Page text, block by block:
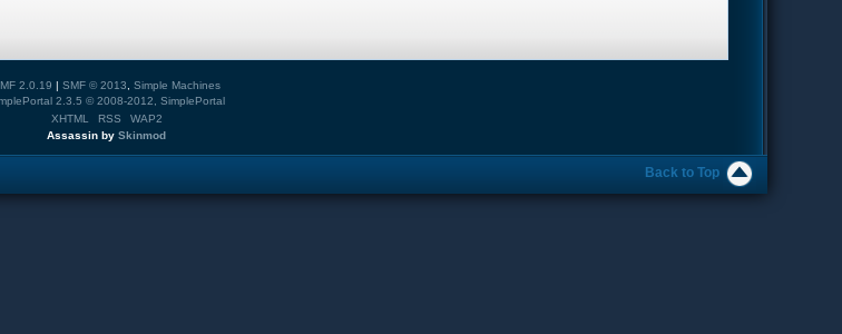
2.0.19 | SMF © 2013
Simple Machines
2.3.5 © 2008-2012, SimplePortal
XHTML
RSS
WAP2
Assassin by Skinmod
Back to Top